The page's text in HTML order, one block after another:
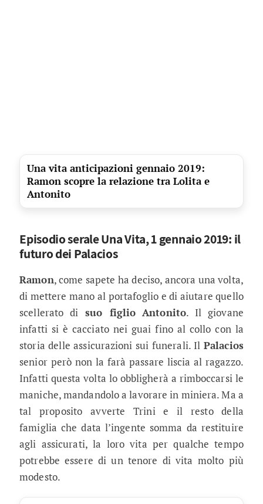
Una vita anticipazioni gennaio 2019:
Ramon scopre la relazione tra Lolita e
Antonito
Episodio serale Una Vita, 1 gennaio 2019: il
futuro dei Palacios
Ramon, come sapete ha deciso, ancora una volta,
di mettere mano al portafoglio e di aiutare quello
scellerato di suo figlio Antonito. Il giovane
infatti si è cacciato nei guai fino al collo con la
storia delle assicurazioni sui funerali. IlPalacios
senior però non la farà passare liscia al ragazzo.
Infatti questa volta lo obbligherà a rimboccarsi le
maniche, mandandolo a lavorare in miniera. Ma a
tal proposito avverte Trini e il resto della
famiglia che data l’ingente somma da restituire
agli assicurati, la loro vita per qualche tempo
potrebbe essere di un tenore di vita molto più
modesto.